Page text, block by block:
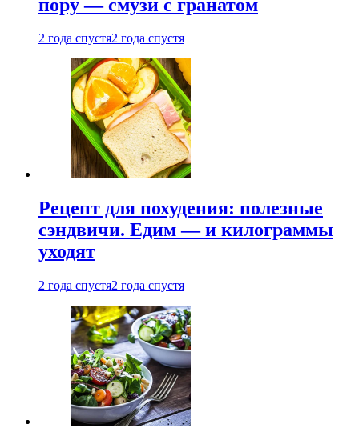
пору — смузи с гранатом
2 года спустя2 года спустя
Рецепт для похудения: полезные
сэндвичи. Едим — и килограммы
уходят
2 года спустя2 года спустя